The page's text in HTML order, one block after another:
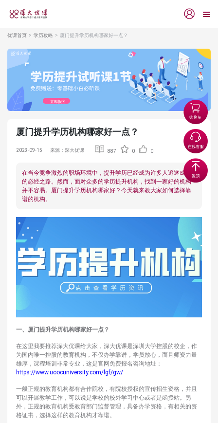
优课首页 学历攻略 厦门提升学历机构哪家好一点？
厦门提升学历机构哪家好一点？
2023-09-15 来源：深大优课 887 0 0
在当今竞争激烈的职场环境中，提升学历已经成为许多人追逐成功
的必经之路。然而，面对众多的学历提升机构，找到一家好的机构
并不容易。厦门提升学历机构哪家好？今天就来教大家如何选择靠
谱的机构。
一、厦门提升学历机构哪家好一点？
在这里我要推荐深大优课给大家，深大优课是深圳大学控股的校企，作
为国内唯一控股的教育机构，不仅办学靠谱，学员放心，而且师资力量
雄厚，课程培训非常专业，这是官网免费报名咨询地址：
https://www.uoocuniversity.com/lgf/gw/
一般正规的教育机构都有合作院校，有院校授权的宣传招生资格，并且
可以开展教学工作，可以说是学校的校外学习中心或者是函授站。另
外，正规的教育机构受教育部门监督管理，具备办学资格，有相关的资
格证书，选择这样的教育机构才靠谱。